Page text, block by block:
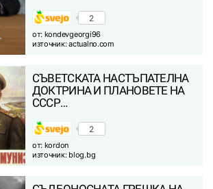
2
от: kondevgeorgi96
източник:actualno.com
СЪВЕТСКАТА НАСТЪПАТЕЛНА
ДОКТРИНА И ПЛАНОВЕТЕ НА
СССР…
2
от: kordon
източник: blog.bg